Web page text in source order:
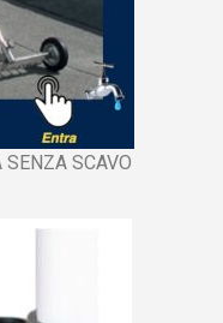
SENZA SCAVO